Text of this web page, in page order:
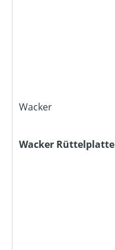
Wacker
Wacker Rüttelplatte